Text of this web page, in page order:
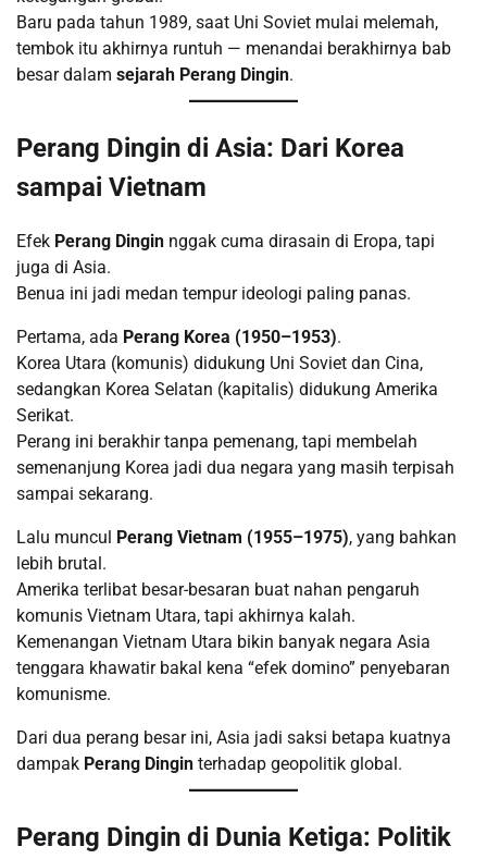
Baru pada tahun 1989, saat Uni Soviet mulai melemah,
tembok itu akhirnya runtuh — menandai berakhirnya bab
besar dalam sejarah Perang Dingin.
Perang Dingin di Asia: Dari Korea
sampai Vietnam
Efek Perang Dingin nggak cuma dirasain di Eropa, tapi
juga di Asia.
Benua ini jadi medan tempur ideologi paling panas.
Pertama, ada Perang Korea (1950–1953).
Korea Utara (komunis) didukung Uni Soviet dan Cina,
sedangkan Korea Selatan (kapitalis) didukung Amerika
Serikat.
Perang ini berakhir tanpa pemenang, tapi membelah
semenanjung Korea jadi dua negara yang masih terpisah
sampai sekarang.
Lalu muncul Perang Vietnam (1955–1975), yang bahkan
lebih brutal.
Amerika terlibat besar-besaran buat nahan pengaruh
komunis Vietnam Utara, tapi akhirnya kalah.
Kemenangan Vietnam Utara bikin banyak negara Asia
tenggara khawatir bakal kena “efek domino” penyebaran
komunisme.
Dari dua perang besar ini, Asia jadi saksi betapa kuatnya
dampak Perang Dingin terhadap geopolitik global.
Perang Dingin di Dunia Ketiga: Politik